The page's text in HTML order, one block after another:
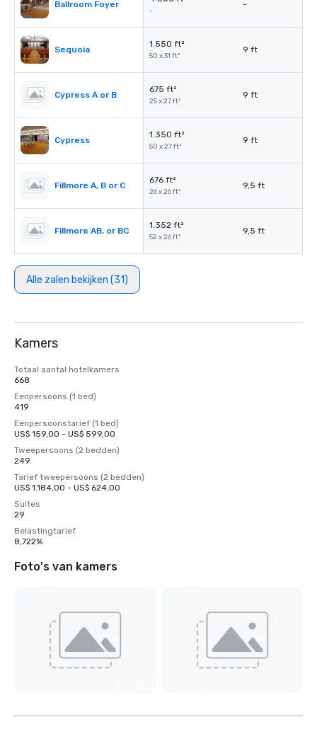
Ballroom Foyer
-
-
Sequoia
1.550 ft²
50 x 31 ft²
9 ft
Cypress A or B
675 ft²
25 x 27 ft²
9 ft
Cypress
1.350 ft²
50 x 27 ft²
9 ft
Fillmore A, B or C
676 ft²
26 x 26 ft²
9,5 ft
Fillmore AB, or BC
1.352 ft²
52 x 26 ft²
9,5 ft
Alle zalen bekijken (31)
Kamers
Totaal aantal hotelkamers
668
Eenpersoons (1 bed)
419
Eenpersoonstarief (1 bed)
US$ 159,00 - US$ 599,00
Tweepersoons (2 bedden)
249
Tarief tweepersoons (2 bedden)
US$ 1.184,00 - US$ 624,00
Suites
29
Belastingtarief
8,722%
Foto's van kamers